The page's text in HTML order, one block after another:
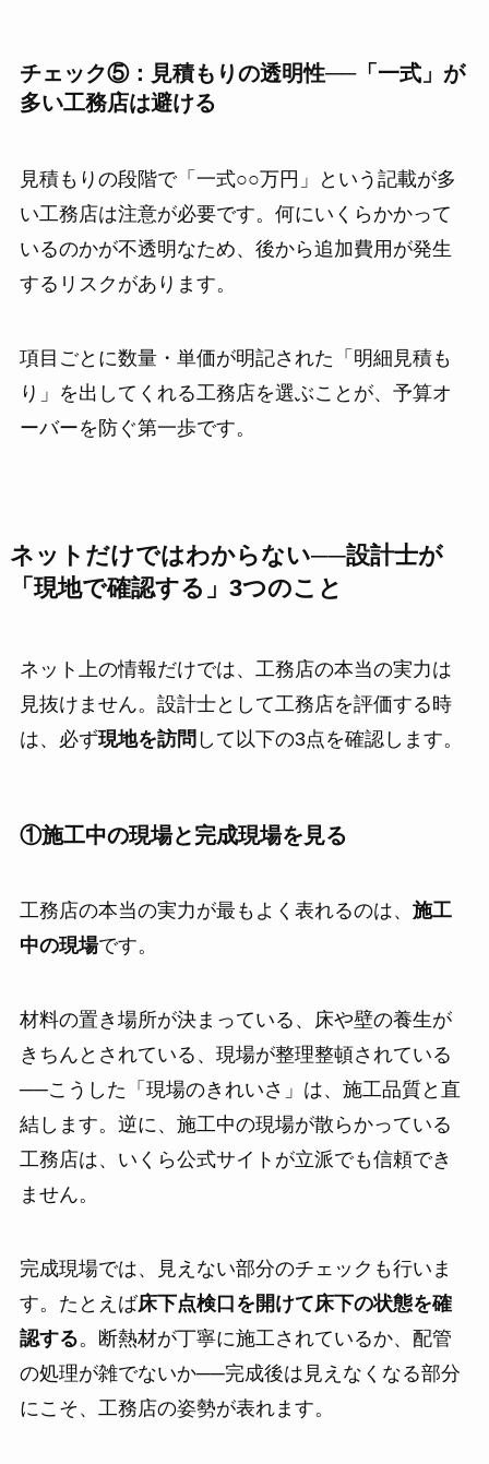
チェック⑤：見積もりの透明性──「一式」が
多い工務店は避ける
見積もりの段階で「一式○○万円」という記載が多
い工務店は注意が必要です。何にいくらかかって
いるのかが不透明なため、後から追加費用が発生
するリスクがあります。
項目ごとに数量・単価が明記された「明細見積も
り」を出してくれる工務店を選ぶことが、予算オ
ーバーを防ぐ第一歩です。
ネットだけではわからない──設計士が
「現地で確認する」3つのこと
ネット上の情報だけでは、工務店の本当の実力は
見抜けません。設計士として工務店を評価する時
は、必ず現地を訪問 して以下の3点を確認します。
①施工中の現場と完成現場を見る
工務店の本当の実力が最もよく表れるのは、 施工
中の現場です。
材料の置き場所が決まっている、床や壁の養生が
きちんとされている、現場が整理整頓されている
──こうした「現場のきれいさ」は、施工品質と直
結します。逆に、施工中の現場が散らかっている
工務店は、いくら公式サイトが立派でも信頼でき
ません。
完成現場では、見えない部分のチェックも行いま
す。たとえば床下点検口を開けて床下の状態を確
認する。断熱材が丁寧に施工されているか、配管
の処理が雑でないか──完成後は見えなくなる部分
にこそ、工務店の姿勢が表れます。